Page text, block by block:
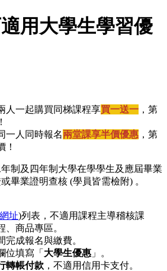
用大學生學習優
人一起購買同梯課程享買一送一 ，第
一人同時報名兩堂課享半價優惠 ，第
！
制及四年制大學在學學生及應屆畢業
畢業證明查核 (學員皆需檢附) 。
網址)列表，不適用課程主導稽核課
、商品專區。
完成報名與繳費。
位填寫「 大學生優惠 」。
轉帳付款 ，不適用信用卡支付。